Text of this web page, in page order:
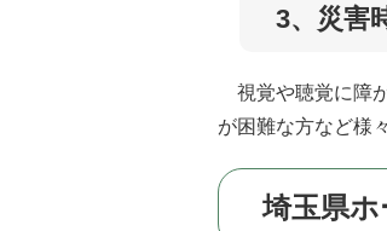
3、災害
視覚や聴覚に障
が困難な方など様
埼玉県